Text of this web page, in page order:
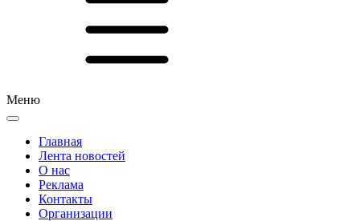
Меню
Главная
Лента новостей
О нас
Реклама
Контакты
Организации